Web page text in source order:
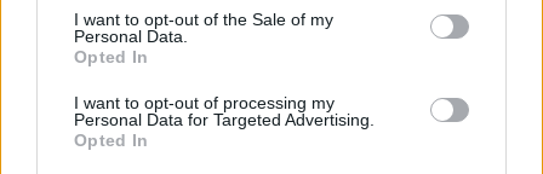
consent section.
I want to opt-out of the Sale of my
Personal Data.
Opted In
I want to opt-out of processing my
Personal Data for Targeted Advertising.
Opted In
TV ED ELETTRONICA